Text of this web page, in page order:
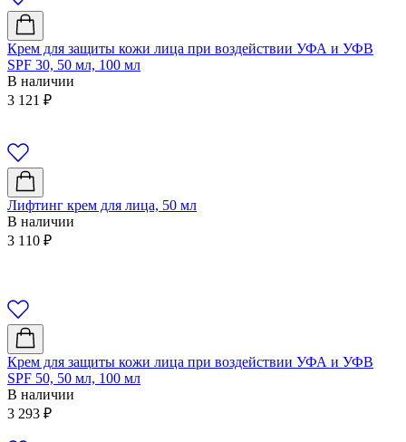
Крем для защиты кожи лица при воздействии УФА и УФВ
SPF 30, 50 мл, 100 мл
В наличии
3 121 ₽
Лифтинг крем для лица, 50 мл
В наличии
3 110 ₽
Крем для защиты кожи лица при воздействии УФА и УФВ
SPF 50, 50 мл, 100 мл
В наличии
3 293 ₽